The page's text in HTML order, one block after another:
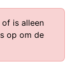
is alleen
op om de